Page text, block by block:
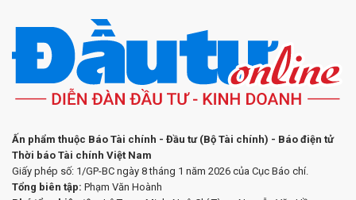
Ấn phẩm thuộc Báo Tài chính - Đầu tư (Bộ Tài chính) - Báo điện tử
Thời báo Tài chính Việt Nam
Giấy phép số: 1/GP-BC ngày 8 tháng 1 năm 2026 của Cục Báo chí.
Tổng biên tập: Phạm Văn Hoành